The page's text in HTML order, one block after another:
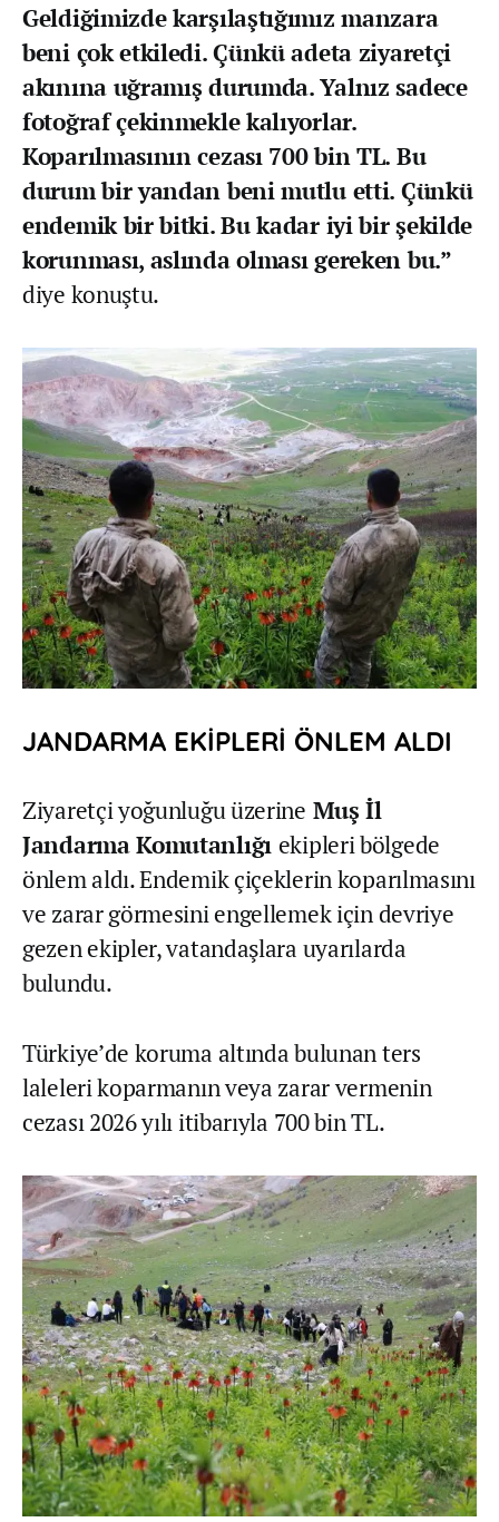
Geldiğimizde karşılaştığımız manzara
beni çok etkiledi. Çünkü adeta ziyaretçi
akınına uğramış durumda. Yalnız sadece
fotoğraf çekinmekle kalıyorlar.
Koparılmasının cezası 700 bin TL. Bu
durum bir yandan beni mutlu etti. Çünkü
endemik bir bitki. Bu kadar iyi bir şekilde
korunması, aslında olması gereken bu.”
diye konuştu.
JANDARMA EKİPLERİ ÖNLEM ALDI
Ziyaretçi yoğunluğu üzerine Muş İl
Jandarma Komutanlığı ekipleri bölgede
önlem aldı. Endemik çiçeklerin koparılmasını
ve zarar görmesini engellemek için devriye
gezen ekipler, vatandaşlara uyarılarda
bulundu.
Türkiye’de koruma altında bulunan ters
laleleri koparmanın veya zarar vermenin
cezası 2026 yılı itibarıyla 700 bin TL.